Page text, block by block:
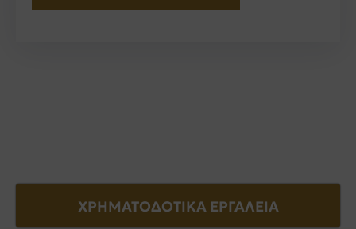
ΧΡΗΜΑΤΟΔΟΤΙΚΑ ΕΡΓΑΛΕΙΑ